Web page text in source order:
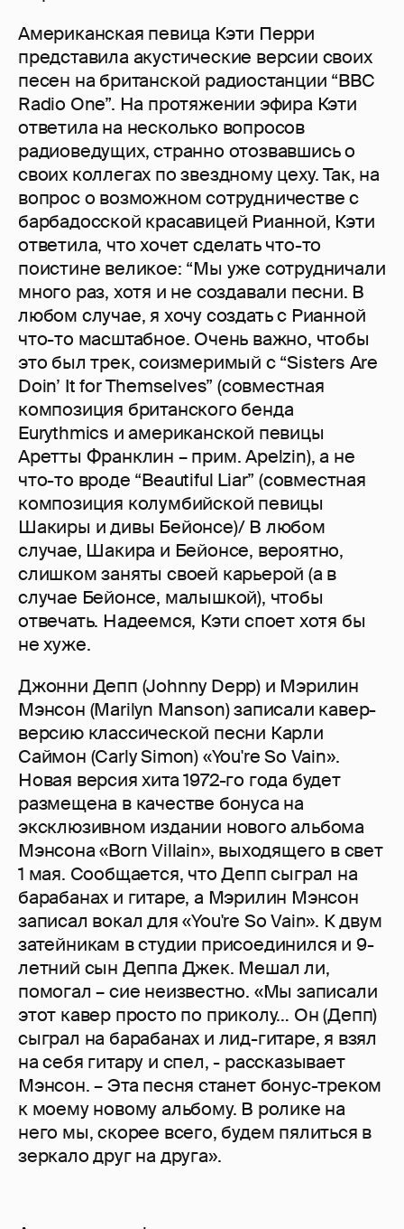
Американская певица Кэти Перри
представила акустические версии своих
песен на британской радиостанции “BBC
Radio One”. На протяжении эфира Кэти
ответила на несколько вопросов
радиоведущих, странно отозвавшись о
своих коллегах по звездному цеху. Так, на
вопрос о возможном сотрудничестве с
барбадосской красавицей Рианной, Кэти
ответила, что хочет сделать что-то
поистине великое: “Мы уже сотрудничали
много раз, хотя и не создавали песни. В
любом случае, я хочу создать с Рианной
что-то масштабное. Очень важно, чтобы
это был трек, соизмеримый с “Sisters Are
Doin’ It for Themselves” (совместная
композиция британского бенда
Eurythmics и американской певицы
Аретты Франклин – прим. Apelzin), а не
что-то вроде “Beautiful Liar” (совместная
композиция колумбийской певицы
Шакиры и дивы Бейонсе)/ В любом
случае, Шакира и Бейонсе, вероятно,
слишком заняты своей карьерой (а в
случае Бейонсе, малышкой), чтобы
отвечать. Надеемся, Кэти споет хотя бы
не хуже.
Джонни Депп (Johnny Depp) и Мэрилин
Мэнсон (Marilyn Manson) записали кавер-
версию классической песни Карли
Саймон (Carly Simon) «You're So Vain».
Новая версия хита 1972-го года будет
размещена в качестве бонуса на
эксклюзивном издании нового альбома
Мэнсона «Born Villain», выходящего в свет
1 мая. Сообщается, что Депп сыграл на
барабанах и гитаре, а Мэрилин Мэнсон
записал вокал для «You're So Vain». К двум
затейникам в студии присоединился и 9-
летний сын Деппа Джек. Мешал ли,
помогал – сие неизвестно. «Мы записали
этот кавер просто по приколу… Он (Депп)
сыграл на барабанах и лид-гитаре, я взял
на себя гитару и спел, - рассказывает
Мэнсон. – Эта песня станет бонус-треком
к моему новому альбому. В ролике на
него мы, скорее всего, будем пялиться в
зеркало друг на друга».